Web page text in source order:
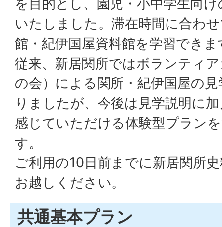
を目的とし、園児・小中学生向
いたしました。滞在時間に合わ
館・紀伊国屋資料館を学習できま
従来、新居関所ではボランティ
の会）による関所・紀伊国屋の
りましたが、今後は見学説明に
感じていただける体験型プラン
す。
ご利用の10日前までに新居関所
お越しください。
共通基本プラン